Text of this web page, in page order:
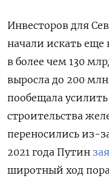
Инвесторов для
начали искать еще
в более чем 130
выросла до 200
пообещала
строительства
переносились из-
2021 года Путин
широтный ход пора